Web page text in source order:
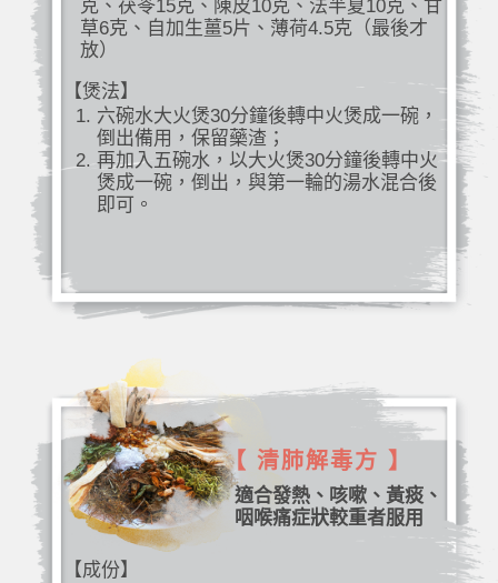
克、茯苓15克、陳皮10克、法半夏10克、甘
草6克、自加生薑5片、薄荷4.5克（最後才
放）
【煲法】
六碗水大火煲30分鐘後轉中火煲成一碗，
倒出備用，保留藥渣；
再加入五碗水，以大火煲30分鐘後轉中火
煲成一碗，倒出，與第一輪的湯水混合後
即可。
【 清肺解毒方 】
適合發熱、咳嗽、黃痰、
咽喉痛症狀較重者服用
【成份】